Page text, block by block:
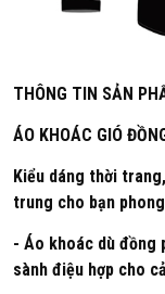
THÔNG TIN SẢN
ÁO KHOÁC GIÓ
Kiểu dáng thời
trung cho bạn
- Áo khoác dù
sành điệu hợp cho